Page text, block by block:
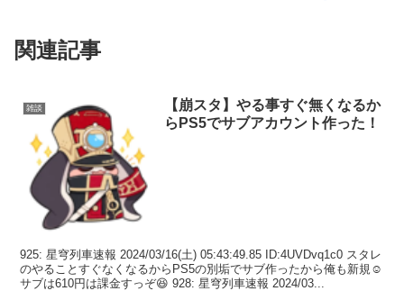
関連記事
雑談
【崩スタ】やる事すぐ無くなるか
らPS5でサブアカウント作った！
925: 星穹列車速報 2024/03/16(土) 05:43:49.85 ID:4UVDvq1c0 スタレ
のやることすぐなくなるからPS5の別垢でサブ作ったから俺も新規☺
サブは610円は課金すっぞ😆 928: 星穹列車速報 2024/03...